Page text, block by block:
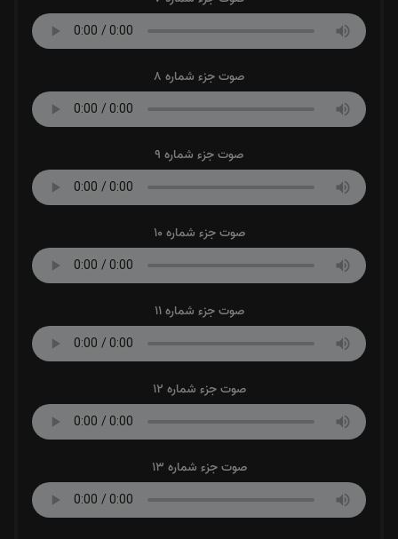
صوت جزء شماره 8
صوت جزء شماره 9
صوت جزء شماره 10
صوت جزء شماره 11
صوت جزء شماره 12
صوت جزء شماره 13